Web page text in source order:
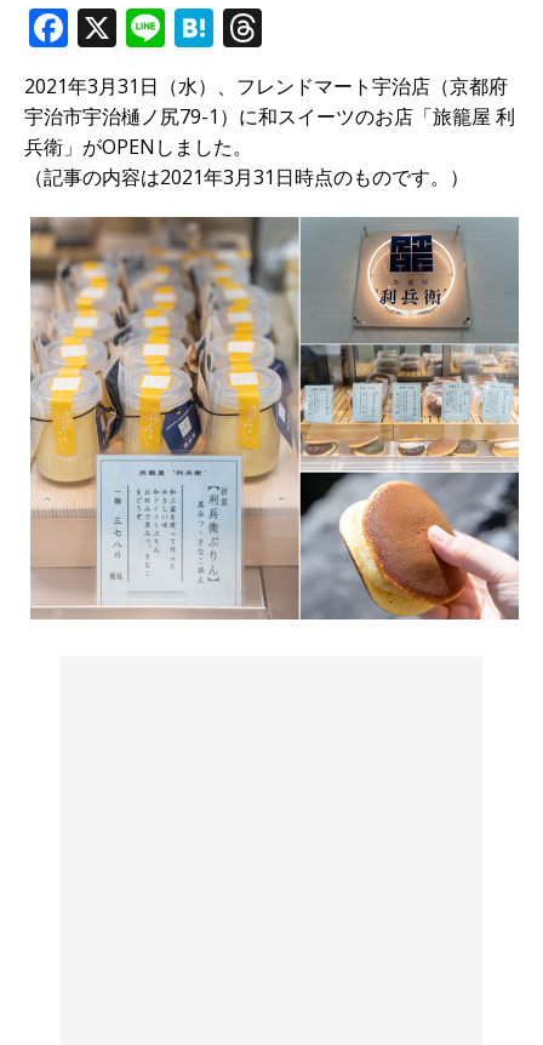
F
a
c
e
b
o
o
k
X Li
n
e
H
at
e
n
a
h
r
e
a
d
s
2021年3月31日（水）、フレンドマート宇治店（京都府
宇治市宇治樋ノ尻79-1）に和スイーツのお店「旅籠屋 利
兵衛」がOPENしました。
（記事の内容は2021年3月31日時点のものです。）